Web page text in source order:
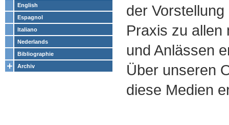
English
Espagnol
Italiano
Nederlands
Bibliographie
Archiv
der
Praxis zu allen
und Anlässen
Über unseren
diese Medien